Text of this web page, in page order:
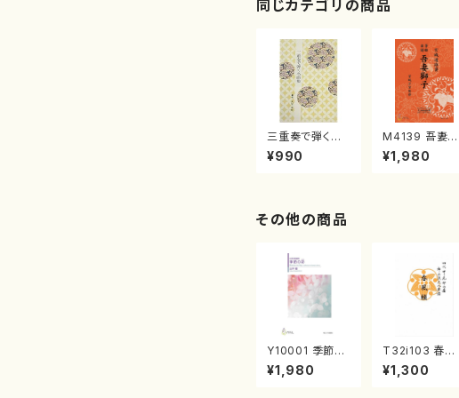
同じカテゴリの商品
三重奏で弾く名
曲集 クリスマ
スメドレー( 箏
¥990
M4139 吾妻獅
子《箏曲楽譜》
（箏/宮城道雄
¥1,980
その他の商品
Y10001 季節の
彩（女声合唱、ピ
アノ/山岸徹/楽
¥1,980
T32i103 春風
籟（尺八/初代 石
垣征山/尺八/都
¥1,300